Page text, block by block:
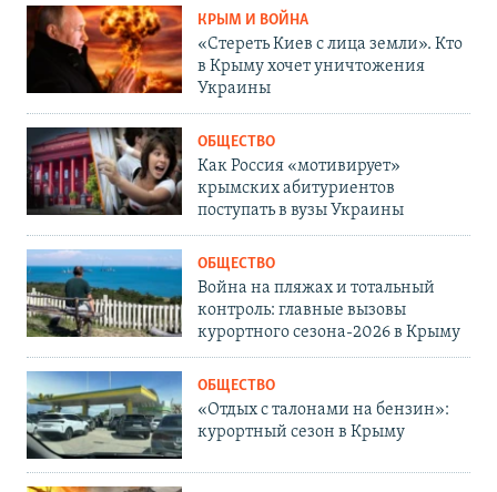
КРЫМ И ВОЙНА
«Стереть Киев с лица земли». Кто
в Крыму хочет уничтожения
Украины
ОБЩЕСТВО
Как Россия «мотивирует»
крымских абитуриентов
поступать в вузы Украины
ОБЩЕСТВО
Война на пляжах и тотальный
контроль: главные вызовы
курортного сезона-2026 в Крыму
ОБЩЕСТВО
«Отдых с талонами на бензин»:
курортный сезон в Крыму